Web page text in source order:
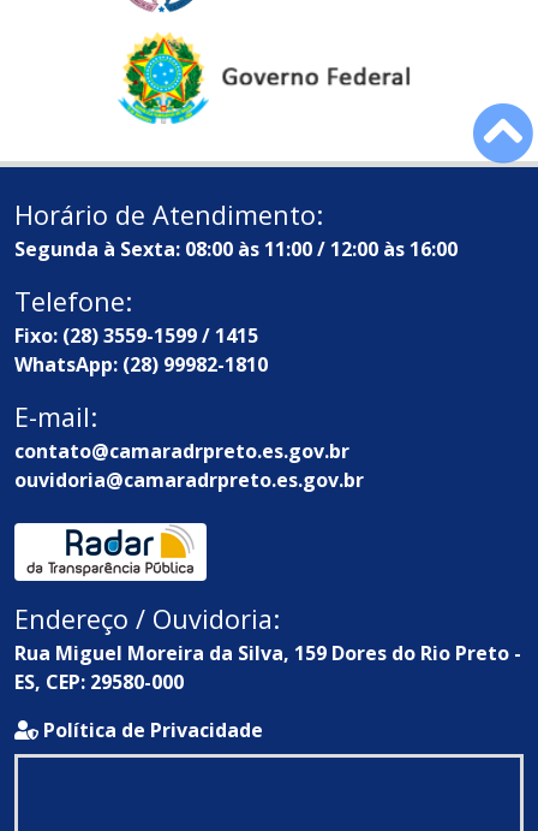
Horário de Atendimento:
Segunda à Sexta: 08:00 às 11:00 / 12:00 às 16:00
Telefone:
Fixo: (28) 3559-1599 / 1415
WhatsApp: (28) 99982-1810
E-mail:
contato@camaradrpreto.es.gov.br
ouvidoria@camaradrpreto.es.gov.br
Endereço / Ouvidoria:
Rua Miguel Moreira da Silva, 159 Dores do Rio Preto -
ES, CEP: 29580-000
Política de Privacidade